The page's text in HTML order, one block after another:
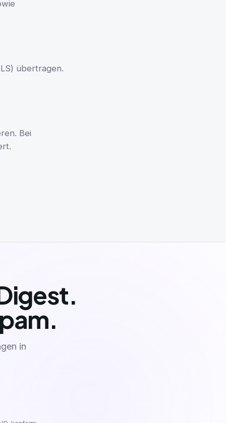
übertragen.
Bei
in